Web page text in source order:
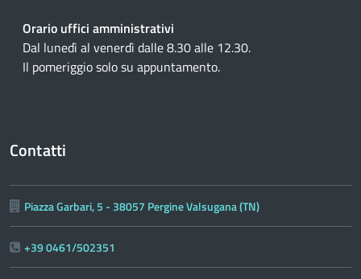
Orario uffici amministrativi
Dal lunedì al venerdì dalle 8.30 alle 12.30.
Il pomeriggio solo su appuntamento.
Contatti
Piazza Garbari, 5 - 38057 Pergine Valsugana (TN)
+39 0461/502351